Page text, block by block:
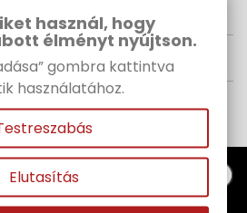
használ, hogy
élményt nyújtson.
gombra kattintva
használatához.
Elutasítás